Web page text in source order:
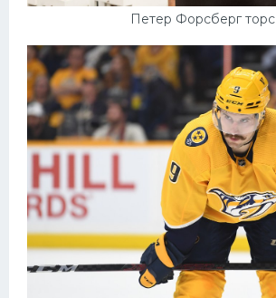
Петер Форсберг торс